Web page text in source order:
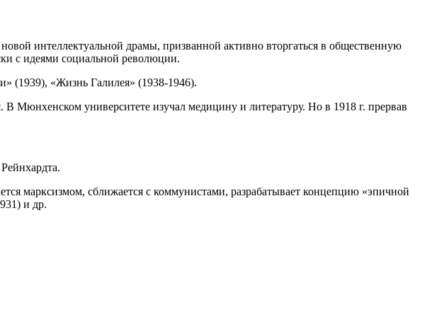
интеллектуальной драмы, призванной активно вторгаться в общественную
с идеями социальной революции.
(1939), «Жизнь Галилея» (1938-1946).
Мюнхенском университете изучал медицину и литературу. Но в 1918 г. прервав
марксизмом, сближается с коммунистами, разрабатывает концепцию «эпичной
и др.